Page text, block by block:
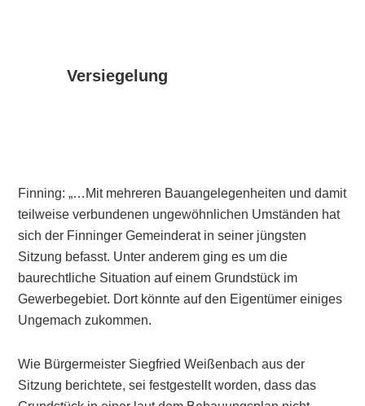
Versiegelung
Finning: „…Mit mehreren Bauangelegenheiten und damit
teilweise verbundenen ungewöhnlichen Umständen hat
sich der Finninger Gemeinderat in seiner jüngsten
Sitzung befasst. Unter anderem ging es um die
baurechtliche Situation auf einem Grundstück im
Gewerbegebiet. Dort könnte auf den Eigentümer einiges
Ungemach zukommen.
Wie Bürgermeister Siegfried Weißenbach aus der
Sitzung berichtete, sei festgestellt worden, dass das